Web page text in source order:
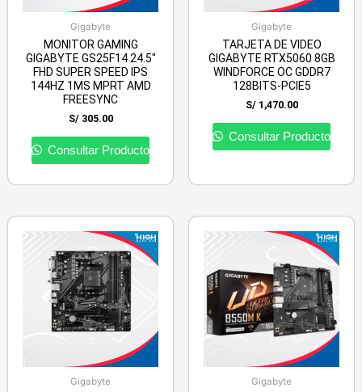
Gigabyte
MONITOR GAMING
GIGABYTE GS25F14 24.5″
FHD SUPER SPEED IPS
144HZ 1MS MPRT AMD
FREESYNC
S/305.00
Consultar Producto
Gigabyte
TARJETA DE VIDEO
GIGABYTE RTX5060 8GB
WINDFORCE OC GDDR7
128BITS-PCIE5
S/1,470.00
Consultar Producto
Gigabyte Gigabyte